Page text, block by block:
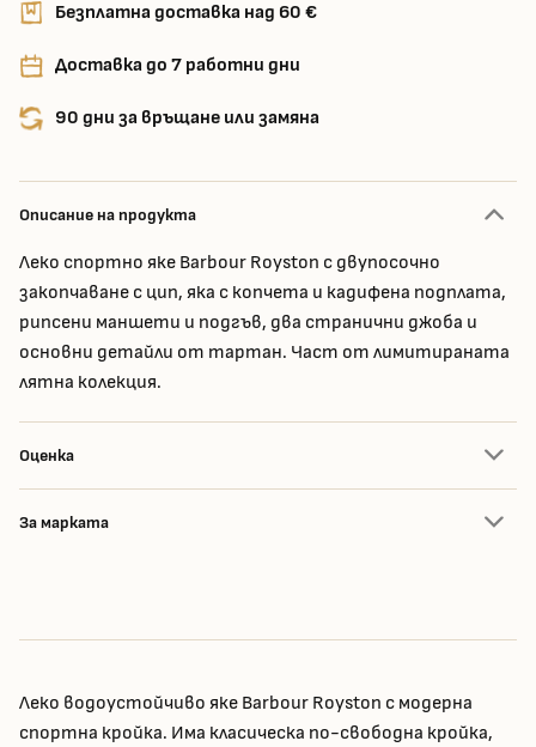
Безплатна доставка над 60 €
Доставка до 7 работни дни
90 дни за връщане или замяна
Описание на продукта
Леко спортно яке Barbour Royston с двупосочно
закопчаване с цип, яка с копчета и кадифена подплата,
рипсени маншети и подгъв, два странични джоба и
основни детайли от тартан. Част от лимитираната
лятна колекция.
Оценка
За марката
Леко водоустойчиво яке Barbour Royston с модерна
спортна кройка. Има класическа по-свободна кройка,